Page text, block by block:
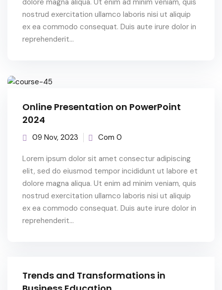
dolore magna aliqua. Ut enim ad minim veniam, quis
nostrud exercitation ullamco laboris nisi ut aliquip
ex ea commodo consequat. Duis aute irure dolor in
reprehenderit...
Online Presentation on PowerPoint
2024
09 Nov, 2023 Com 0
Lorem ipsum dolor sit amet consectur adipiscing
elit, sed do eiusmod tempor incididunt ut labore et
dolore magna aliqua. Ut enim ad minim veniam, quis
nostrud exercitation ullamco laboris nisi ut aliquip
ex ea commodo consequat. Duis aute irure dolor in
reprehenderit...
Trends and Transformations in